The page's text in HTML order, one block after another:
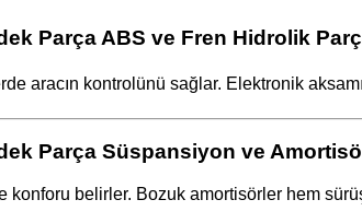
Parça ABS ve Fren Hidrolik
aracın kontrolünü sağlar. Elektronik
Parça Süspansiyon ve
belirler. Bozuk amortisörler hem